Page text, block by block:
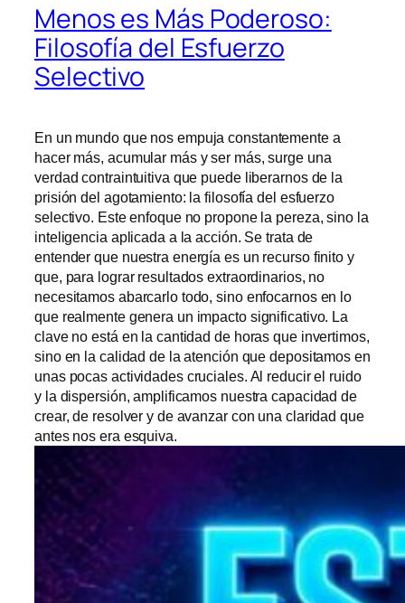
Menos es Más Poderoso:
Filosofía del Esfuerzo
Selectivo
En un mundo que nos empuja constantemente a
hacer más, acumular más y ser más, surge una
verdad contraintuitiva que puede liberarnos de la
prisión del agotamiento: la filosofía del esfuerzo
selectivo. Este enfoque no propone la pereza, sino la
inteligencia aplicada a la acción. Se trata de
entender que nuestra energía es un recurso finito y
que, para lograr resultados extraordinarios, no
necesitamos abarcarlo todo, sino enfocarnos en lo
que realmente genera un impacto significativo. La
clave no está en la cantidad de horas que invertimos,
sino en la calidad de la atención que depositamos en
unas pocas actividades cruciales. Al reducir el ruido
y la dispersión, amplificamos nuestra capacidad de
crear, de resolver y de avanzar con una claridad que
antes nos era esquiva.